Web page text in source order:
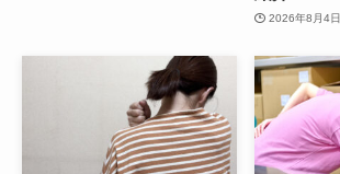
2026年8月4日